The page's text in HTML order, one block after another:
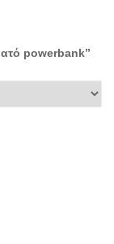
powerbank”